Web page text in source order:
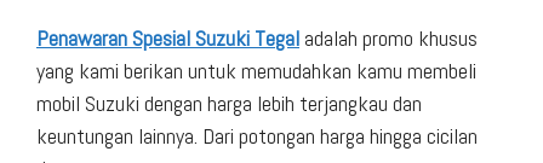
Penawaran Spesial Suzuki Tegal adalah promo khusus
yang kami berikan untuk memudahkan kamu membeli
mobil Suzuki dengan harga lebih terjangkau dan
keuntungan lainnya. Dari potongan harga hingga cicilan